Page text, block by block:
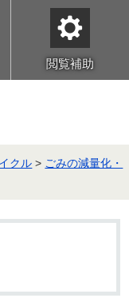
閲覧補助
クル > ごみの減量化・